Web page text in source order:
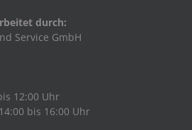
durch:
Service GmbH
12:00 Uhr
bis 16:00 Uhr